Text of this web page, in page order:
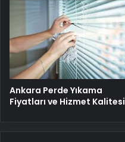
Ankara Perde Yıkama
Fiyatları ve Hizmet Kalitesi